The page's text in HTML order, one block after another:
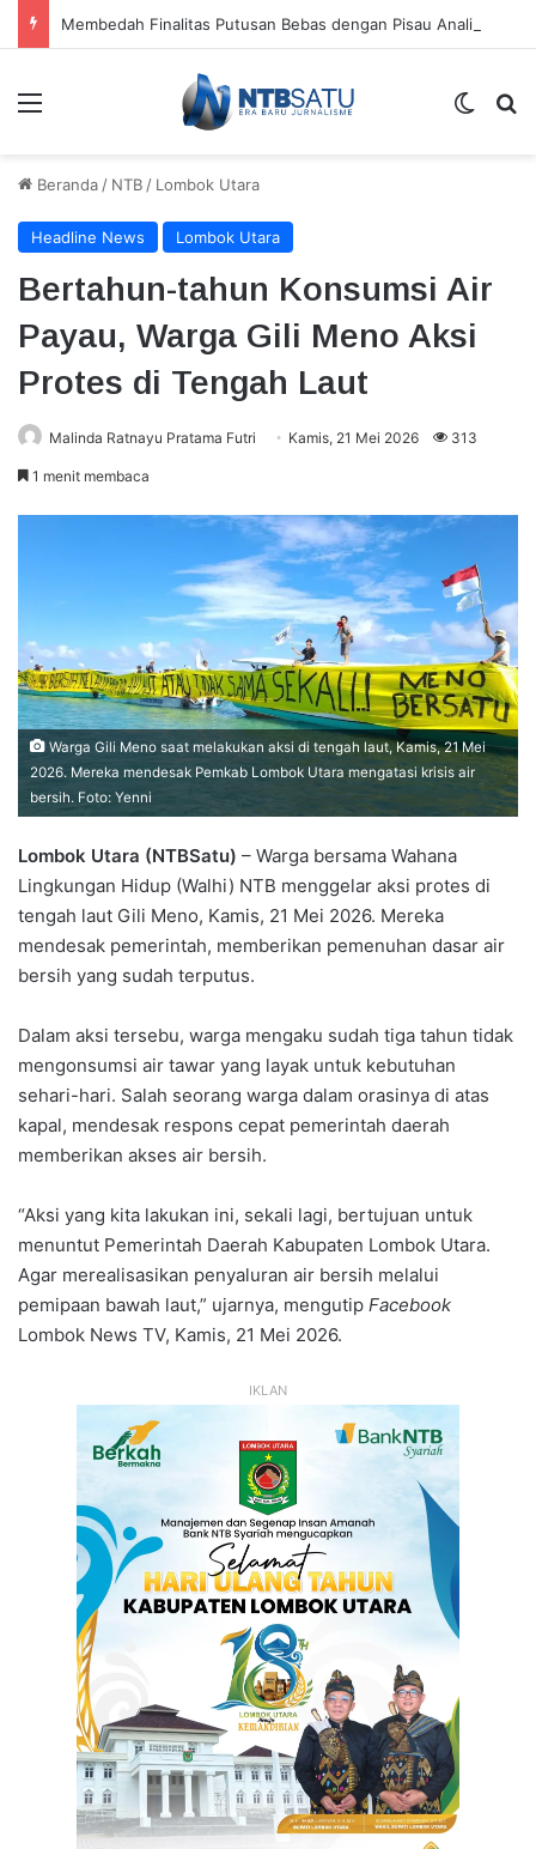
Menu
Beranda / NTB / Lombok Utara
Headline News Lombok Utara
Bertahun-tahun Konsumsi Air
Payau, Warga Gili Meno Aksi
Protes di Tengah Laut
Malinda Ratnayu Pratama Futri Kamis, 21 Mei 2026 313
1 menit membaca
Warga Gili Meno saat melakukan aksi di tengah laut, Kamis, 21 Mei
2026. Mereka mendesak Pemkab Lombok Utara mengatasi krisis air
bersih. Foto: Yenni
Lombok Utara (NTBSatu) – Warga bersama Wahana
Lingkungan Hidup (Walhi) NTB menggelar aksi protes di
tengah laut Gili Meno, Kamis, 21 Mei 2026. Mereka
mendesak pemerintah, memberikan pemenuhan dasar air
bersih yang sudah terputus.
Dalam aksi tersebu, warga mengaku sudah tiga tahun tidak
mengonsumsi air tawar yang layak untuk kebutuhan
sehari-hari. Salah seorang warga dalam orasinya di atas
kapal, mendesak respons cepat pemerintah daerah
memberikan akses air bersih.
“Aksi yang kita lakukan ini, sekali lagi, bertujuan untuk
menuntut Pemerintah Daerah Kabupaten Lombok Utara.
Agar merealisasikan penyaluran air bersih melalui
pemipaan bawah laut,” ujarnya, mengutip Facebook
Lombok News TV, Kamis, 21 Mei 2026.
IKLAN